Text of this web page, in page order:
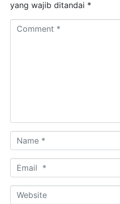
yang wajib ditandai *
Comment *
Name *
Email *
Website